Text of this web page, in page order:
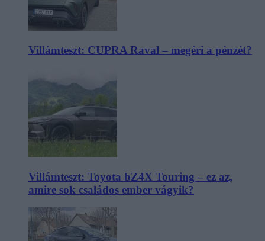
Villámteszt: CUPRA Raval – megéri a pénzét?
Villámteszt: Toyota bZ4X Touring – ez az,
amire sok családos ember vágyik?